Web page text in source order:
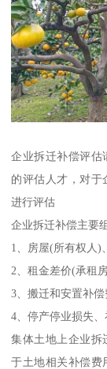
企业拆迁补偿评估
的评估人才，对于
进行评估
企业拆迁补偿主要
1、房屋(所有权人)
2、租金差价(承租
3、搬迁和安置补偿
4、停产停业损失
集体土地上企业拆
于土地相关补偿费